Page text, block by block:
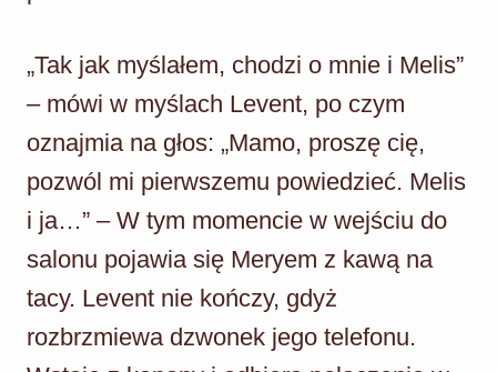
„Tak jak myślałem, chodzi o mnie i Melis”
– mówi w myślach Levent, po czym
oznajmia na głos: „Mamo, proszę cię,
pozwól mi pierwszemu powiedzieć. Melis
i ja…” – W tym momencie w wejściu do
salonu pojawia się Meryem z kawą na
tacy. Levent nie kończy, gdyż
rozbrzmiewa dzwonek jego telefonu.